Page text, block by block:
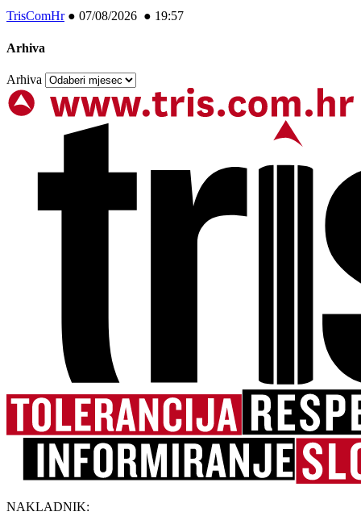
TrisComHr● 07/08/2026 ● 19:57
Arhiva
Arhiva
NAKLADNIK: